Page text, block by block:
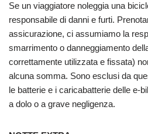
Se un viaggiatore noleggia una
responsabile di danni e furti.
assicurazione, ci assumiamo la
smarrimento o danneggiamento
correttamente utilizzata e fissata)
alcuna somma. Sono esclusi da
le batterie e i caricabatterie delle e-
a dolo o a grave negligenza.